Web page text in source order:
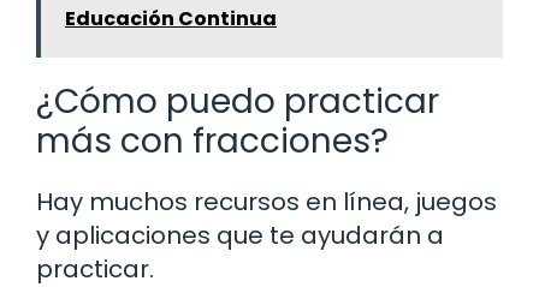
Educación Continua
¿Cómo puedo practicar
más con fracciones?
Hay muchos recursos en línea, juegos
y aplicaciones que te ayudarán a
practicar.